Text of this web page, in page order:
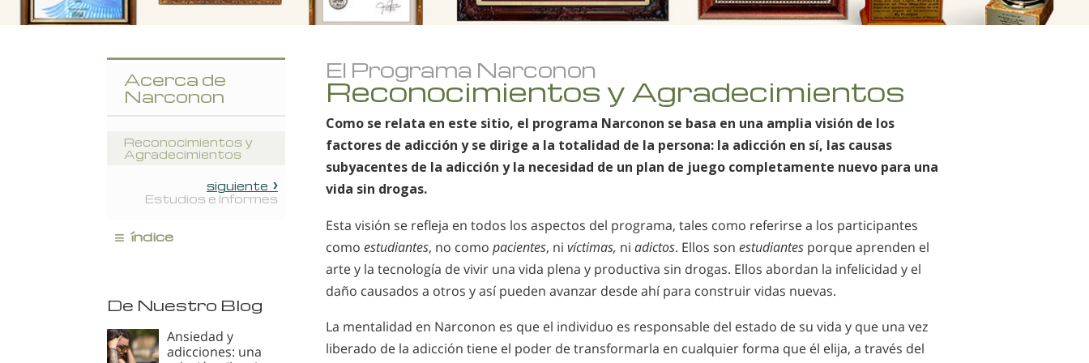
El Programa Narconon
Reconocimientos y Agradecimientos
Como se relata en este sitio, el programa Narconon se basa en una amplia visión de los
factores de adicción y se dirige a la totalidad de la persona: la adicción en sí, las causas
subyacentes de la adicción y la necesidad de un plan de juego completamente nuevo para una
vida sin drogas.
Esta visión se refleja en todos los aspectos del programa, tales como referirse a los participantes
como estudiantes, no como pacientes, ni víctimas, ni adictos. Ellos son estudiantes porque aprenden el
arte y la tecnología de vivir una vida plena y productiva sin drogas. Ellos abordan la infelicidad y el
daño causados a otros y así pueden avanzar desde ahí para construir vidas nuevas.
La mentalidad en Narconon es que el individuo es responsable del estado de su vida y que una vez
liberado de la adicción tiene el poder de transformarla en cualquier forma que él elija, a través del
Acerca de
Narconon
Reconocimientos y
Agradecimientos
siguiente
Estudios e Informes
≡ índice
De Nuestro Blog
Ansiedad y
adicciones: una